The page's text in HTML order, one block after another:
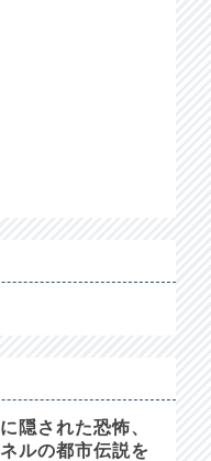
隠された恐怖、
ルの都市伝説を